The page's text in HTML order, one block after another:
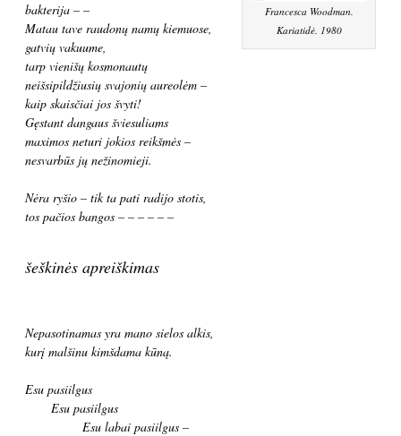
Francesca Woodman.
Kariatidė. 1980
bakterija – –
Matau tave raudonų namų kiemuose,
gatvių vakuume,
tarp vienišų kosmonautų
neišsipildžiusių svajonių aureolėm –
kaip skaisčiai jos švyti!
Gęstant dangaus šviesuliams
maximos neturi jokios reikšmės –
nesvarbūs jų nežinomieji.
Nėra ryšio – tik ta pati radijo stotis,
tos pačios bangos – – – – – –
šeškinės apreiškimas
Nepasotinamas yra mano sielos alkis,
kurį malšinu kimšdama kūną.
Esu pasiilgus
Esu pasiilgus
Esu labai pasiilgus –